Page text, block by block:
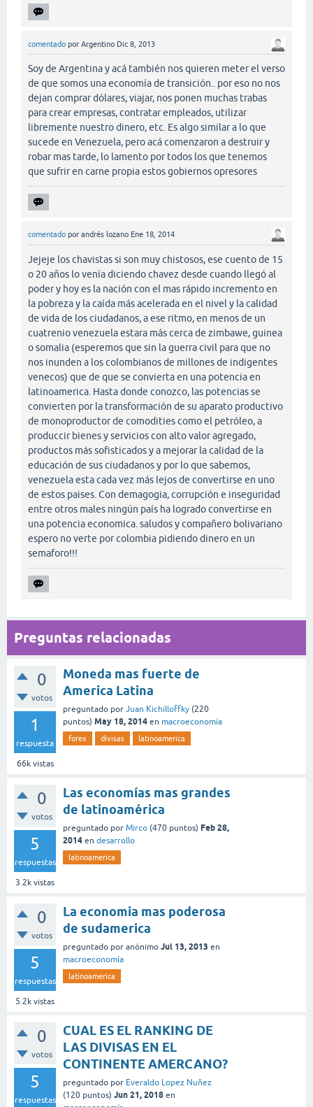
comentado por Argentino Dic 8, 2013
Soy de Argentina y acá también nos quieren meter el verso
de que somos una economía de transición.. por eso no nos
dejan comprar dólares, viajar, nos ponen muchas trabas
para crear empresas, contratar empleados, utilizar
libremente nuestro dinero, etc. Es algo similar a lo que
sucede en Venezuela, pero acá comenzaron a destruir y
robar mas tarde, lo lamento por todos los que tenemos
que sufrir en carne propia estos gobiernos opresores
comentado por andrés lozano Ene 18, 2014
Jejeje los chavistas si son muy chistosos, ese cuento de 15
o 20 años lo venía diciendo chavez desde cuando llegó al
poder y hoy es la nación con el mas rápido incremento en
la pobreza y la caída más acelerada en el nivel y la calidad
de vida de los ciudadanos, a ese ritmo, en menos de un
cuatrenio venezuela estara más cerca de zimbawe, guinea
o somalia (esperemos que sin la guerra civil para que no
nos inunden a los colombianos de millones de indigentes
venecos) que de que se convierta en una potencia en
latinoamerica. Hasta donde conozco, las potencias se
convierten por la transformación de su aparato productivo
de monoproductor de comodities como el petróleo, a
produccir bienes y servicios con alto valor agregado,
productos más sofisticados y a mejorar la calidad de la
educación de sus ciudadanos y por lo que sabemos,
venezuela esta cada vez más lejos de convertirse en uno
de estos paises. Con demagogia, corrupción e inseguridad
entre otros males ningún país ha logrado convertirse en
una potencia economica. saludos y compañero bolivariano
espero no verte por colombia pidiendo dinero en un
semaforo!!!
Preguntas relacionadas
0
votos
1
respuesta
66kvistas
Moneda mas fuerte de
America Latina
preguntado por Juan Kichilloffky (220
puntos) May 18, 2014 en macroeconomía
forex divisas latinoamerica
0
votos
5
respuestas
3.2k vistas
Las economías mas grandes
de latinoamérica
preguntado por Mirco (470 puntos) Feb 28,
2014 en desarrollo
latinoamerica
0
votos
5
respuestas
5.2k vistas
La economia mas poderosa
de sudamerica
preguntado por anónimo Jul 13, 2013 en
macroeconomía
latinoamerica
0
votos
5
respuestas
CUAL ES EL RANKING DE
LAS DIVISAS EN EL
CONTINENTE AMERCANO?
preguntado por Everaldo Lopez Nuñez
(120 puntos) Jun 21, 2018 en